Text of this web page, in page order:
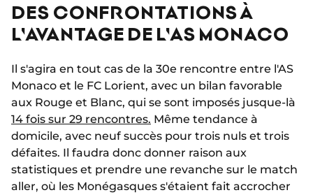
DES CONFRONTATIONS À
L'AVANTAGE DE L'AS MONACO
Il s'agira en tout cas de la 30e rencontre entre l'AS
Monaco et le FC Lorient, avec un bilan favorable
aux Rouge et Blanc, qui se sont imposés jusque-là
14 fois sur 29 rencontres. Même tendance à
domicile, avec neuf succès pour trois nuls et trois
défaites. Il faudra donc donner raison aux
statistiques et prendre une revanche sur le match
aller, où les Monégasques s'étaient fait accrocher